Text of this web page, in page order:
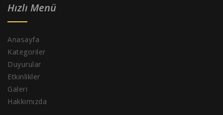
Hızlı Menü
Anasayfa
Kategoriler
Duyurular
Etkinlikler
Galeri
Hakkımızda